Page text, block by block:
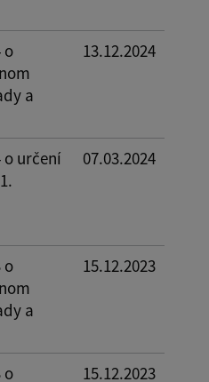
o
a
13.12.2024
o určení
07.03.2024
o
a
15.12.2023
o
15.12.2023